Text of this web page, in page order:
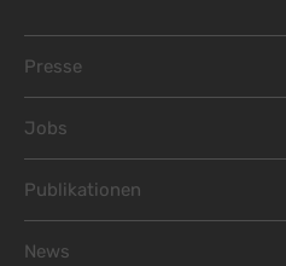
Presse
Jobs
Publikationen
News